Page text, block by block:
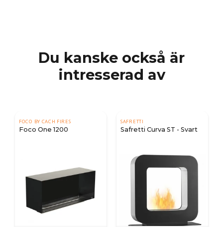
Du kanske också är
intresserad av
FOCO BY CACH FIRES
Foco One 1200
SAFRETTI
Safretti Curva ST - Svart